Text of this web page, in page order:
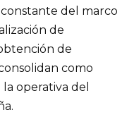
del marco
de
de
como
operativa del